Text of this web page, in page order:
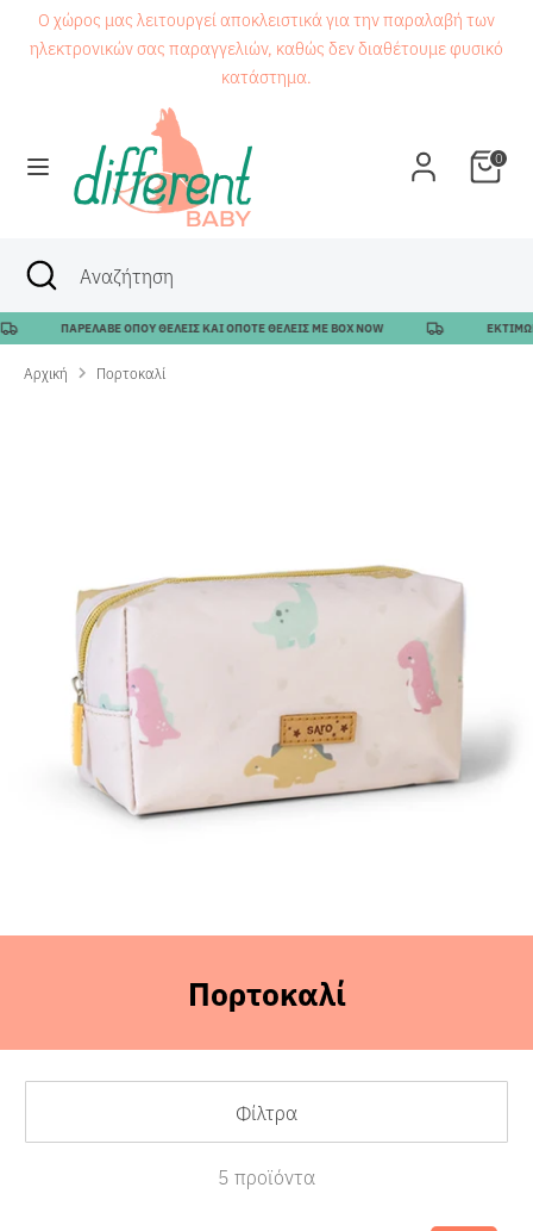
Μετάβαση
Ο χώρος μας λειτουργεί αποκλειστικά για την παραλαβή των
ηλεκτρονικών σας παραγγελιών, καθώς δεν διαθέτουμε φυσικό
κατάστημα.
0
Αναζήτηση
Sales
ΑναζήτησηΑναζήτηση
Κλείσιμο
αναζήτησης
ΠΑΡΕΛΑΒΕ ΟΠΟΥ ΘΕΛΕΙΣ ΚΑΙ ΟΠΟΤΕ ΘΕΛΕΙΣ ΜΕ BOX NOW
Αρχική Πορτοκαλί
Πορτοκαλί
Φίλτρα
5 προϊόντα